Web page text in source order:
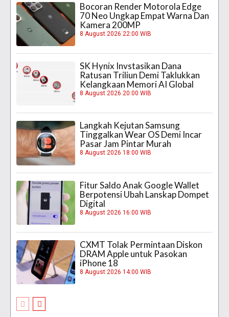
Bocoran Render Motorola Edge
70 Neo Ungkap Empat Warna Dan
Kamera 200MP
8 August 2026 22:00 WIB
SK Hynix Invstasikan Dana
Ratusan Triliun Demi Taklukkan
Kelangkaan Memori AI Global
8 August 2026 20:00 WIB
Langkah Kejutan Samsung
Tinggalkan Wear OS Demi Incar
Pasar Jam Pintar Murah
8 August 2026 18:00 WIB
Fitur Saldo Anak Google Wallet
Berpotensi Ubah Lanskap Dompet
Digital
8 August 2026 16:00 WIB
CXMT Tolak Permintaan Diskon
DRAM Apple untuk Pasokan
iPhone 18
8 August 2026 14:00 WIB